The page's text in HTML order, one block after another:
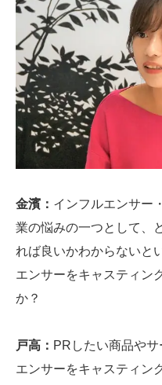
金濱： インフルエンサー
業の悩みの一つとして、
れば良いかわからないと
エンサーをキャスティン
か？
戸高： PRしたい商品や
エンサーをキャスティン